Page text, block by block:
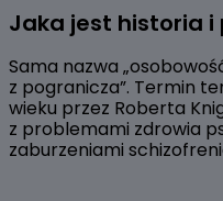
Jaka jest historia i
Sama nazwa
z pogranicza”. Termin
wieku przez Roberta
z problemami zdrowia
zaburzeniami